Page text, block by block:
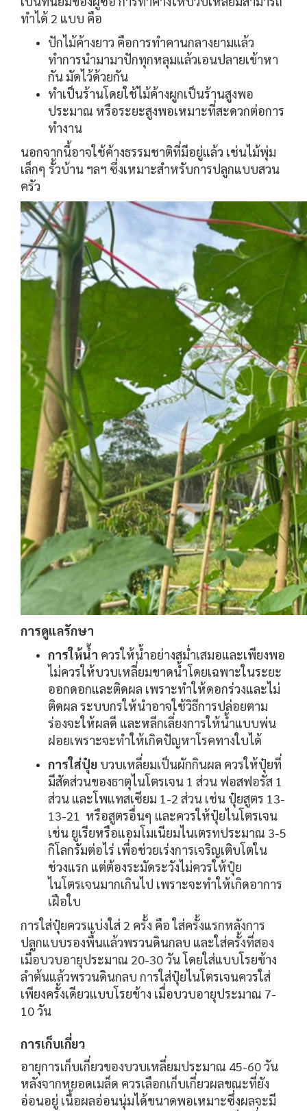
ทำได้ 2 แบบ คือ
ปักไม้ค้างยาว คือการทำคานกลางยามแล้ว
ทำการนำมามาปักทุกหลุมแล้วเอนปลายเข้าหา
กัน มัดไว้ด้วยกัน
ทำเป็นร้านโดยใช้ไม้ค้างผูกเป็นร้านสูงพอ
ประมาณ หรือระยะสูงพอเหมาะที่สะดวกต่อการ
ทำงาน
นอกจากนี้อาจใช้ค้างธรรมชาติที่มีอยู่แล้ว เช่นไม้พุ่ม
เล็กๆ รั้วบ้าน ฯลฯ ซึ่งเหมาะสำหรับการปลูกแบบสวน
ครัว
การดูแลรักษา
การให้น้ำ ควรให้น้ำอย่างสม่ำเสมอและเพียงพอ
ไม่ควรให้บวบเหลี่ยมขาดน้ำโดยเฉพาะในระยะ
ออกดอกและติดผล เพราะทำให้ดอกร่วงและไม่
ติดผล ระบบกรให้นำอาจใช้วิธีการปล่อยตาม
ร่องจะให้ผลดี และหลีกเลี่ยงการให้น้ำแบบพ่น
ฝอยเพราะจะทำให้เกิดปัญหาโรคทางใบได้
การใส่ปุ๋ย บวบเหลี่ยมเป็นผักกินผล ควรให้ปุ๋ยที่
มีสัดส่วนของธาตุไนโตรเจน 1 ส่วน ฟอสฟอรัส 1
ส่วน และโพแทสเซียม 1-2 ส่วน เช่น ปุ๋ยสูตร 13-
13-21 หรือสูตรอื่นๆ และควรให้ปุ๋ยไนโตรเจน
เช่น ยูเรียหรือแอมโมเนียมไนเตรทประมาณ 3-5
กิโลกรัมต่อไร่ เพื่อช่วยเร่งการเจริญเติบโตใน
ช่วงแรก แต่ต้องระมัดระวังไม่ควรให้ปุ๋ย
ไนโตรเจนมากเกินไป เพราะจะทำให้เกิดอาการ
เฝือใบ
การใส่ปุ๋ยควรแบ่งใส่ 2 ครั้ง คือ ใส่ครั้งแรกหลังการ
ปลูกแบบรองพื้นแล้วพรวนดินกลบ และใส่ครั้งที่สอง
เมื่อบวบอายุประมาณ 20-30 วัน โดยใส่แบบโรยข้าง
ลำต้นแล้วพรวนดินกลบ การใส่ปุ๋ยไนโตรเจนควรใส่
เพียงครั้งเดียวแบบโรยข้าง เมื่อบวบอายุประมาณ 7-
10 วัน
การเก็บเกี่ยว
อายุการเก็บเกี่ยวของบวบเหลี่ยมประมาณ 45-60 วัน
หลังจากหยอดเมล็ด ควรเลือกเก็บเกี่ยวผลขณะที่ยัง
อ่อนอยู่ เนื้อผลอ่อนนุ่มได้ขนาดพอเหมาะซึ่งผลจะมี